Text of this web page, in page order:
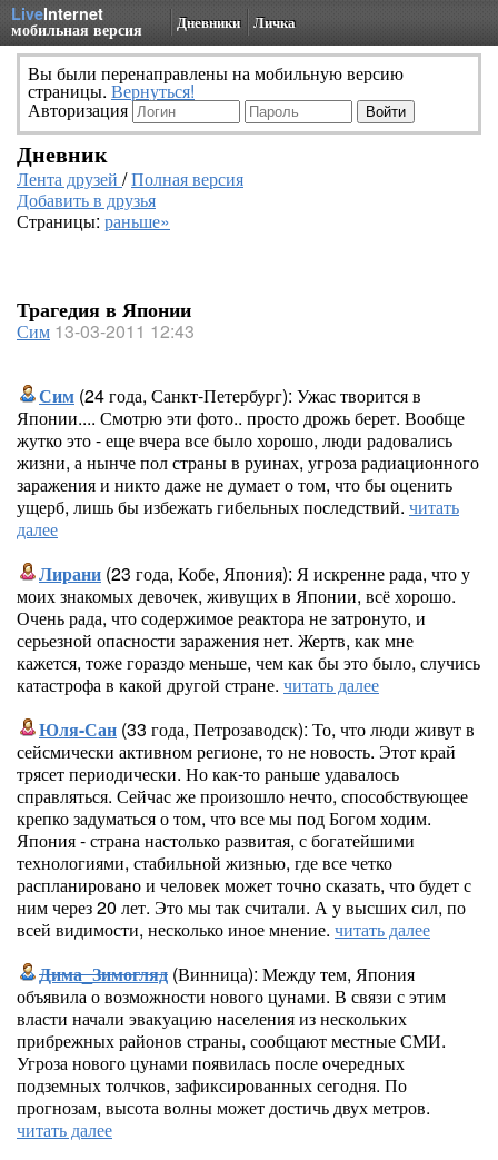
LiveInternet
мобильная версия Дневники Личка
Вы были перенаправлены на мобильную версию
страницы. Вернуться!
Авторизация
Дневник
Лента друзей /Полная версия
Добавить в друзья
Страницы: раньше»
Трагедия в Японии
Сим 13-03-2011 12:43
Сим (24 года, Санкт-Петербург): Ужас творится в
Японии.... Смотрю эти фото.. просто дрожь берет. Вообще
жутко это - еще вчера все было хорошо, люди радовались
жизни, а нынче пол страны в руинах, угроза радиационного
заражения и никто даже не думает о том, что бы оценить
ущерб, лишь бы избежать гибельных последствий. читать
далее
Лирани (23 года, Кобе, Япония): Я искренне рада, что у
моих знакомых девочек, живущих в Японии, всё хорошо.
Очень рада, что содержимое реактора не затронуто, и
серьезной опасности заражения нет. Жертв, как мне
кажется, тоже гораздо меньше, чем как бы это было, случись
катастрофа в какой другой стране. читать далее
Юля-Сан (33 года, Петрозаводск): То, что люди живут в
сейсмически активном регионе, то не новость. Этот край
трясет периодически. Но как-то раньше удавалось
справляться. Сейчас же произошло нечто, способствующее
крепко задуматься о том, что все мы под Богом ходим.
Япония - страна настолько развитая, с богатейшими
технологиями, стабильной жизнью, где все четко
распланировано и человек может точно сказать, что будет с
ним через 20 лет. Это мы так считали. А у высших сил, по
всей видимости, несколько иное мнение. читать далее
Дима_Зимогляд (Винница): Между тем, Япония
объявила о возможности нового цунами. В связи с этим
власти начали эвакуацию населения из нескольких
прибрежных районов страны, сообщают местные СМИ.
Угроза нового цунами появилась после очередных
подземных толчков, зафиксированных сегодня. По
прогнозам, высота волны может достичь двух метров.
читать далее